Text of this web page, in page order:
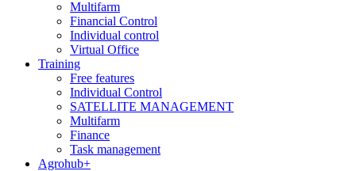
Multifarm
Financial Control
Individual control
Virtual Office
Training
Free features
Individual Control
SATELLITE MANAGEMENT
Multifarm
Finance
Task management
Agrohub+